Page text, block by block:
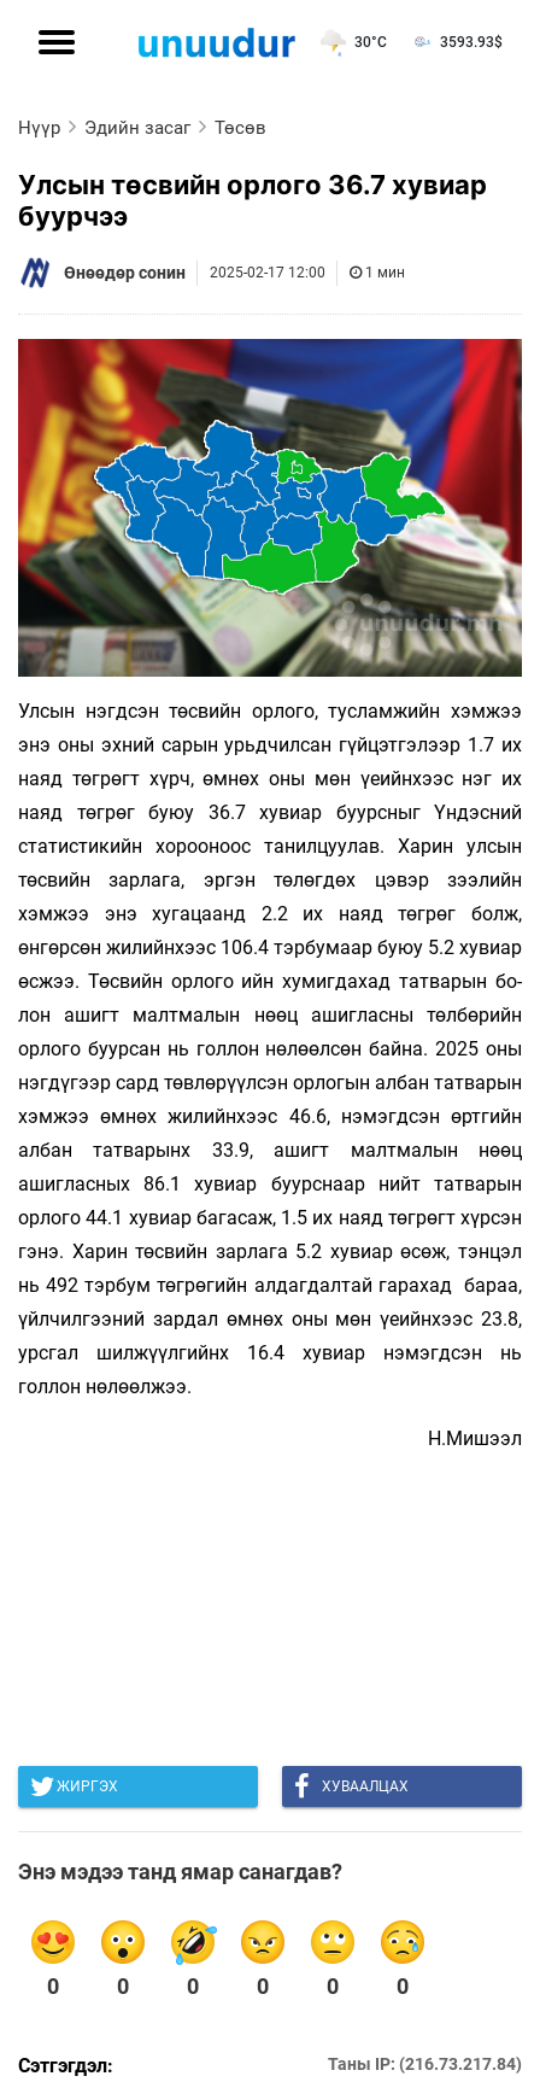
30°C 3593.93$
Нүүр Эдийн засаг Төсөв
Улсын төсвийн орлого 36.7 хувиар
буурчээ
Өнөөдөр сонин 2025-02-17 12:00 1 мин
Улсын нэгдсэн төсвийн орлого, тусламжийн хэмжээ
энэ оны эхний сарын урьдчилсан гүй­цэтгэлээр 1.7 их
наяд төгрөгт хүрч, өмнөх оны мөн үеийнхээс нэг их
наяд төгрөг буюу 36.7 ху­виар буурсныг Үндэсний
статистикийн хо­­­роо­ноос танилцуулав. Харин улсын
төсвийн зар­лага, эргэн төлөгдөх цэвэр зээлийн
хэмжээ энэ ху­­­гацаанд 2.2 их наяд төгрөг болж,
өнгөрсөн жи­­­­лийнхээс 106.4 тэрбумаар буюу 5.2 хувиар
өс­жээ. Төсвийн орлого ийн хумигдахад татварын бо­
лон ашигт малтмалын нөөц ашигласны төл­бө­­рийн
орлого буурсан нь голлон нөлөөл­­сөн байна. 2025 оны
нэгдүгээр сард төвлөрүүл­сэн ор­­­­­ло­гын албан татварын
хэмжээ өмнөх жи­лийн­хээс 46.6, нэмэгдсэн өртгийн
албан татварынх 33.9, ашигт малтмалын нөөц
ашигласных 86.1 ху­виар буурснаар нийт татварын
орлого 44.1 ху­виар багасаж, 1.5 их наяд төгрөгт хүрсэн
гэнэ. Харин төсвийн зарлага 5.2 хувиар өсөж, тэн­цэл
нь 492 тэрбум төгрөгийн алдагдалтай га­ра­хад бараа,
үйлчилгээний зардал өмнөх оны мөн үеийнхээс 23.8,
урсгал шилжүүлгийнх 16.4 ху­­виар нэмэгдсэн нь
голлон нөлөөлжээ.
Н.Мишээл
ЖИРГЭХ ХУВААЛЦАХ
Энэ мэдээ танд ямар санагдав?
0 0 0 0 0 0
Сэтгэгдэл: Таны IP: (216.73.217.84)